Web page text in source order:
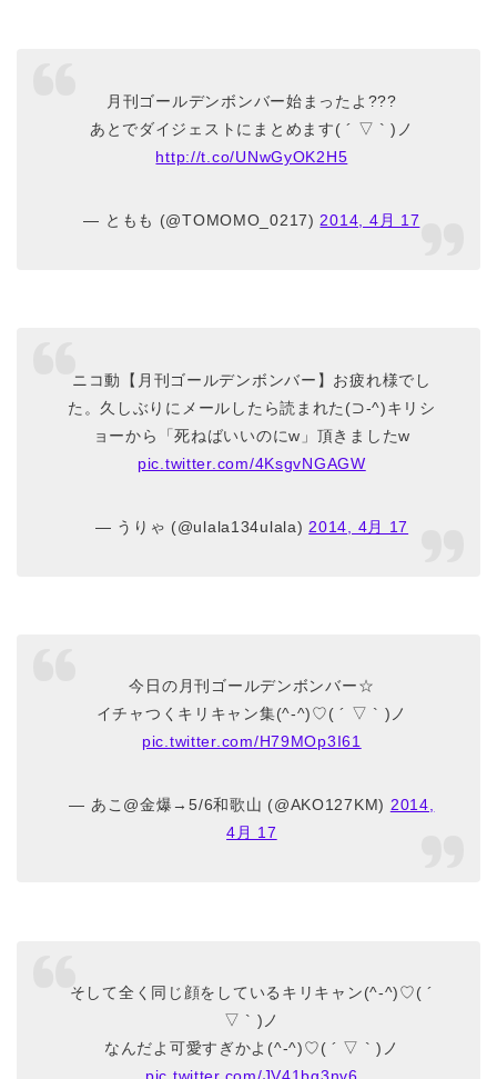
月刊ゴールデンボンバー始まったよ???
あとでダイジェストにまとめます( ´ ▽ ` )ノ
http://t.co/UNwGyOK2H5
— ともも (@TOMOMO_0217) 2014, 4月 17
ニコ動【月刊ゴールデンボンバー】お疲れ様でし
た。久しぶりにメールしたら読まれた(⊃-^)キリシ
ョーから「死ねばいいのにw」頂きましたw
pic.twitter.com/4KsgvNGAGW
— うりゃ (@ulala134ulala) 2014, 4月 17
今日の月刊ゴールデンボンバー☆
イチャつくキリキャン集(^-^)♡( ´ ▽ ` )ノ
pic.twitter.com/H79MOp3I61
— あこ@金爆→5/6和歌山 (@AKO127KM) 2014,
4月 17
そして全く同じ顔をしているキリキャン(^-^)♡( ´
▽ ` )ノ
なんだよ可愛すぎかよ(^-^)♡( ´ ▽ ` )ノ